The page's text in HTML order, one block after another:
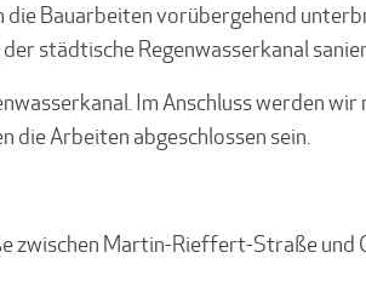
Bauarbeiten vorübergehend
städtische Regenwasserkanal
Im Anschluss werden
die Arbeiten abgeschlossen sein.
zwischen Martin-Rieffert-Straße und